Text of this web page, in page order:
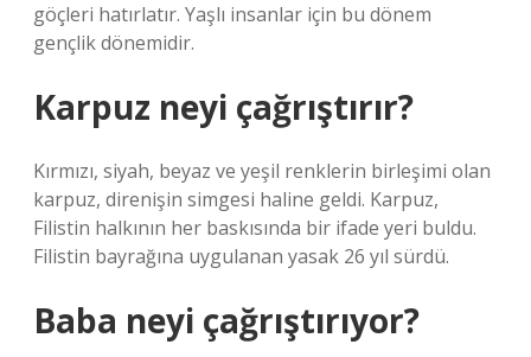
göçleri hatırlatır. Yaşlı insanlar için bu dönem
gençlik dönemidir.
Karpuz neyi çağrıştırır?
Kırmızı, siyah, beyaz ve yeşil renklerin birleşimi olan
karpuz, direnişin simgesi haline geldi. Karpuz,
Filistin halkının her baskısında bir ifade yeri buldu.
Filistin bayrağına uygulanan yasak 26 yıl sürdü.
Baba neyi çağrıştırıyor?